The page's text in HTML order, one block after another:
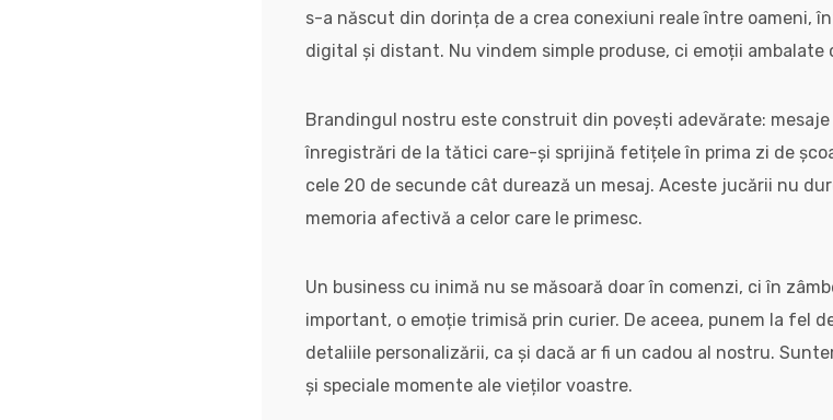
s-a născut din dorința de a crea conexiuni reale între oameni,
digital și distant. Nu vindem simple produse, ci emoții ambalate
Brandingul nostru este construit din povești adevărate:
înregistrări de la tătici care-și sprijină fetițele în prima zi de
cele 20 de secunde cât durează un mesaj. Aceste jucării nu
memoria afectivă a celor care le primesc.
Un business cu inimă nu se măsoară doar în comenzi, ci în
important, o emoție trimisă prin curier. De aceea, punem la fel
detaliile personalizării, ca și dacă ar fi un cadou al nostru.
și speciale momente ale vieților voastre.